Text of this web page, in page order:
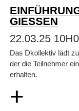
GIESSEN
22.03.25
Das Dkollektiv lädt
der die Teilnehmer
erhalten.
+